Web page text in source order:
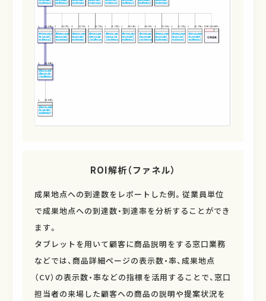
ROI解析（ファネル）
成果地点への到達数をレポートした例。従業員単位
で成果地点への到達数・到達率を分析することができ
ます。
タブレットを用いて顧客に商品説明をする窓口業務
などでは、商品詳細ページの表示数・率、成果地点
（CV）の表示数・率などの指標を活用することで、窓口
担当者の来場した顧客への商品の説明や提案状況を